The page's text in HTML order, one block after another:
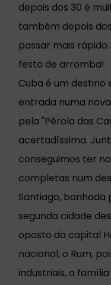
depois dos 30 é
também depois
passar mais
festa de arromba!
Cuba é um
entrada numa
pela "Pérola das
acertadíssima.
conseguimos ter
completas num
Santiago, banhada
segunda cidade
oposto da capital
nacional, o Rum,
industriais, a